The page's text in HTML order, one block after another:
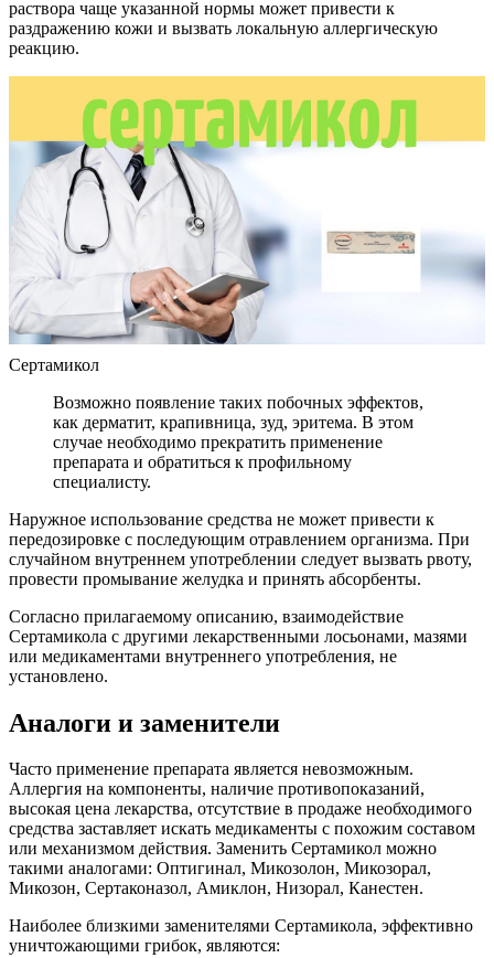
раствора чаще указанной нормы может привести к
раздражению кожи и вызвать локальную аллергическую
реакцию.
Сертамикол
Возможно появление таких побочных эффектов,
как дерматит, крапивница, зуд, эритема. В этом
случае необходимо прекратить применение
препарата и обратиться к профильному
специалисту.
Наружное использование средства не может привести к
передозировке с последующим отравлением организма. При
случайном внутреннем употреблении следует вызвать рвоту,
провести промывание желудка и принять абсорбенты.
Согласно прилагаемому описанию, взаимодействие
Сертамикола с другими лекарственными лосьонами, мазями
или медикаментами внутреннего употребления, не
установлено.
Аналоги и заменители
Часто применение препарата является невозможным.
Аллергия на компоненты, наличие противопоказаний,
высокая цена лекарства, отсутствие в продаже необходимого
средства заставляет искать медикаменты с похожим составом
или механизмом действия. Заменить Сертамикол можно
такими аналогами: Оптигинал, Микозолон, Микозорал,
Микозон, Сертаконазол, Амиклон, Низорал, Канестен.
Наиболее близкими заменителями Сертамикола, эффективно
уничтожающими грибок, являются: